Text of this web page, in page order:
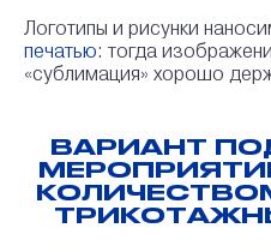
Логотипы и рисунки
печатью: тогда
«сублимация» хорошо
ВАРИАНТ